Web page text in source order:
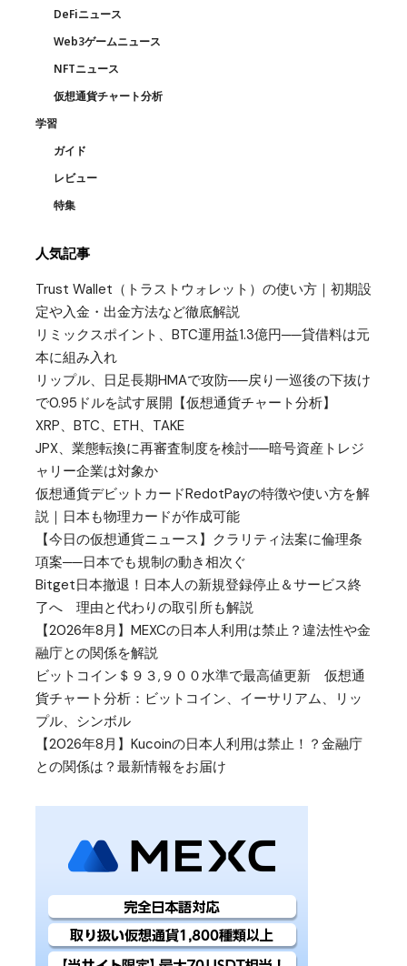
DeFiニュース
Web3ゲームニュース
NFTニュース
仮想通貨チャート分析
学習
ガイド
レビュー
特集
人気記事
Trust Wallet（トラストウォレット）の使い方｜初期設
定や入金・出金方法など徹底解説
リミックスポイント、BTC運用益1.3億円──貸借料は元
本に組み入れ
リップル、日足長期HMAで攻防──戻り一巡後の下抜け
で0.95ドルを試す展開【仮想通貨チャート分析】
XRP、BTC、ETH、TAKE
JPX、業態転換に再審査制度を検討──暗号資産トレジ
ャリー企業は対象か
仮想通貨デビットカードRedotPayの特徴や使い方を解
説｜日本も物理カードが作成可能
【今日の仮想通貨ニュース】クラリティ法案に倫理条
項案──日本でも規制の動き相次ぐ
Bitget日本撤退！日本人の新規登録停止＆サービス終
了へ 理由と代わりの取引所も解説
【2026年8月】MEXCの日本人利用は禁止？違法性や金
融庁との関係を解説
ビットコイン＄９３,９００水準で最高値更新 仮想通
貨チャート分析：ビットコイン、イーサリアム、リッ
プル、シンボル
【2026年8月】Kucoinの日本人利用は禁止！？金融庁
との関係は？最新情報をお届け